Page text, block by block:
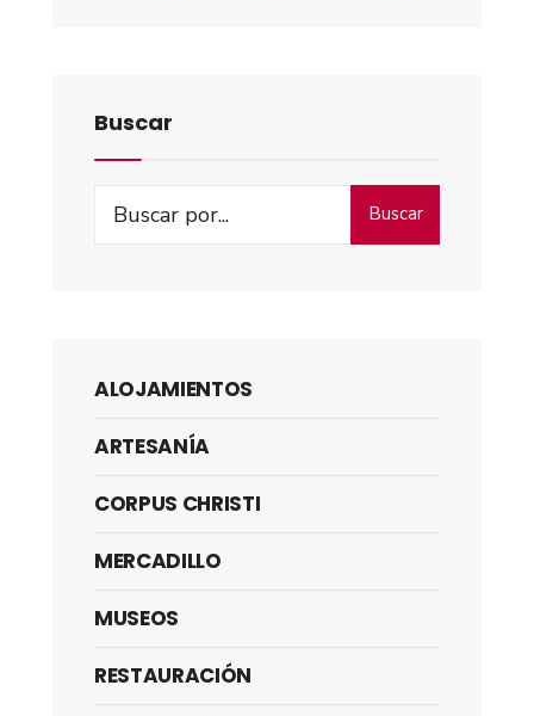
Buscar
Buscar
ALOJAMIENTOS
ARTESANÍA
CORPUS CHRISTI
MERCADILLO
MUSEOS
RESTAURACIÓN